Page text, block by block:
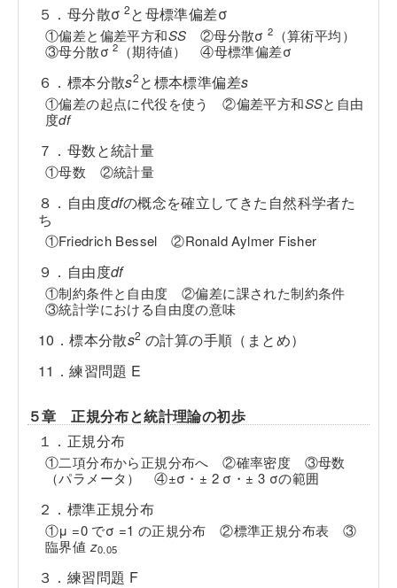
５．母分散σ 2と母標準偏差σ
①偏差と偏差平方和SS ②母分散σ2
（算術平均）
③母分散σ2 （期待値） ④母標準偏差σ
６．標本分散s2と標本標準偏差s
①偏差の起点に代役を使う ②偏差平方和SSと自由
度df
７．母数と統計量
①母数 ②統計量
８．自由度dfの概念を確立してきた自然科学者た
ち
①Friedrich Bessel ②Ronald Aylmer Fisher
９．自由度df
①制約条件と自由度 ②偏差に課された制約条件
③統計学における自由度の意味
10．標本分散s2 の計算の手順（まとめ）
11．練習問題 E
５章 正規分布と統計理論の初歩
１．正規分布
①二項分布から正規分布へ ②確率密度 ③母数
（パラメータ） ④±σ・± 2 σ・± 3 σの範囲
２．標準正規分布
①μ =0 でσ =1 の正規分布 ②標準正規分布表 ③
臨界値 z0.05
３．練習問題 F